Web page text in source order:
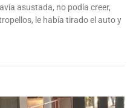
asustada, no podía creer,
le había tirado el auto y